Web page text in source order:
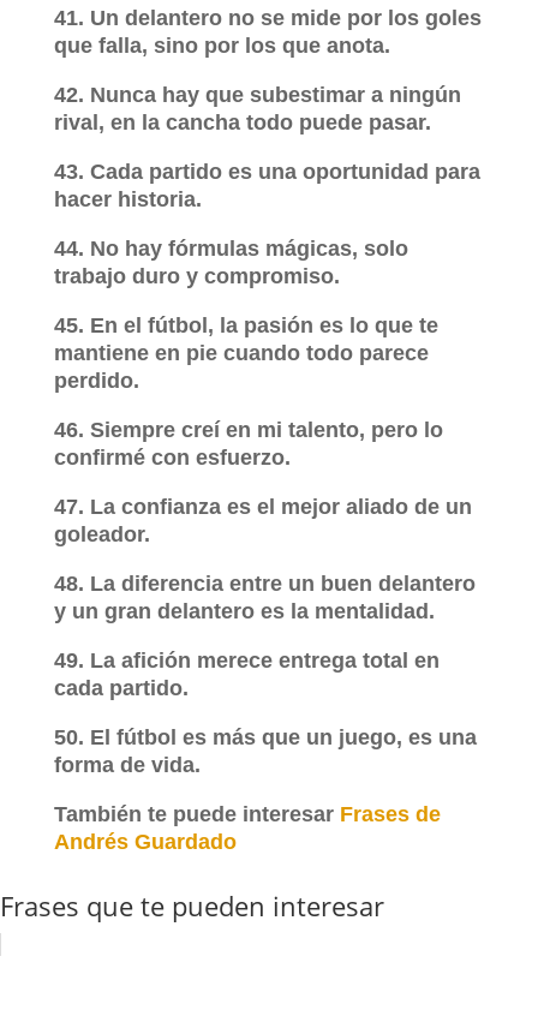
41. Un delantero no se mide por los goles
que falla, sino por los que anota.
42. Nunca hay que subestimar a ningún
rival, en la cancha todo puede pasar.
43. Cada partido es una oportunidad para
hacer historia.
44. No hay fórmulas mágicas, solo
trabajo duro y compromiso.
45. En el fútbol, la pasión es lo que te
mantiene en pie cuando todo parece
perdido.
46. Siempre creí en mi talento, pero lo
confirmé con esfuerzo.
47. La confianza es el mejor aliado de un
goleador.
48. La diferencia entre un buen delantero
y un gran delantero es la mentalidad.
49. La afición merece entrega total en
cada partido.
50. El fútbol es más que un juego, es una
forma de vida.
También te puede interesar Frases de
Andrés Guardado
Frases que te pueden interesar